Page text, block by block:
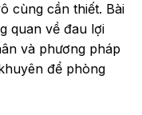
cùng cần thiết. Bài
quan về đau lợi
và phương pháp
để phòng